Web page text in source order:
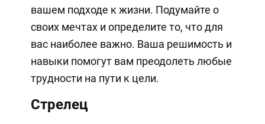
вашем подходе к жизни. Подумайте о
своих мечтах и определите то, что для
вас наиболее важно. Ваша решимость и
навыки помогут вам преодолеть любые
трудности на пути к цели.
Стрелец